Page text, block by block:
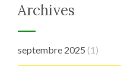
Archives
septembre 2025 (1)